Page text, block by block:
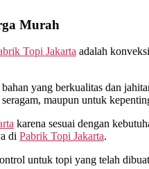
Murah
Topi Jakarta adalah
yang berkualitas dan
maupun untuk
karena sesuai dengan
di Pabrik Topi Jakarta.
untuk topi yang telah